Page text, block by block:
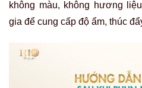
không màu, không hương
gia để cung cấp độ ẩm, thúc